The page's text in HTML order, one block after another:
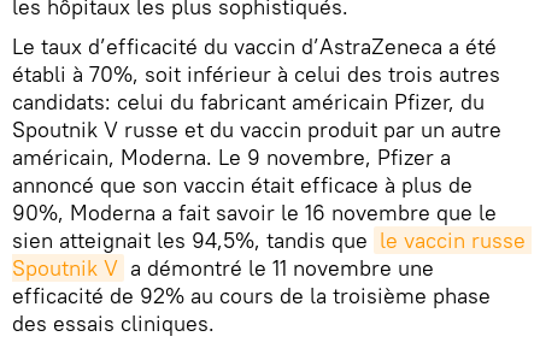
les hôpitaux les plus sophistiqués.
Le taux d’efficacité du vaccin d’AstraZeneca a été
établi à 70%, soit inférieur à celui des trois autres
candidats: celui du fabricant américain Pfizer, du
Spoutnik V russe et du vaccin produit par un autre
américain, Moderna. Le 9 novembre, Pfizer a
annoncé que son vaccin était efficace à plus de
90%, Moderna a fait savoir le 16 novembre que le
sien atteignait les 94,5%, tandis que le vaccin russe
Spoutnik V a démontré le 11 novembre une
efficacité de 92% au cours de la troisième phase
des essais cliniques.